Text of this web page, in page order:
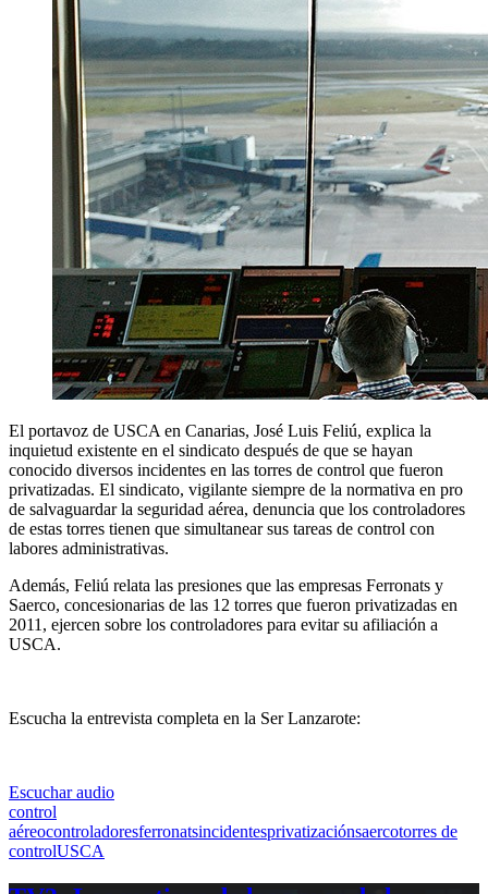
El portavoz de USCA en Canarias, José Luis Feliú, explica la
inquietud existente en el sindicato después de que se hayan
conocido diversos incidentes en las torres de control que fueron
privatizadas. El sindicato, vigilante siempre de la normativa en pro
de salvaguardar la seguridad aérea, denuncia que los controladores
de estas torres tienen que simultanear sus tareas de control con
labores administrativas.
Además, Feliú relata las presiones que las empresas Ferronats y
Saerco, concesionarias de las 12 torres que fueron privatizadas en
2011, ejercen sobre los controladores para evitar su afiliación a
USCA.
Escucha la entrevista completa en la Ser Lanzarote:
Escuchar audio
control
aéreocontroladoresferronatsincidentesprivatizaciónsaercotorres de
controlUSCA